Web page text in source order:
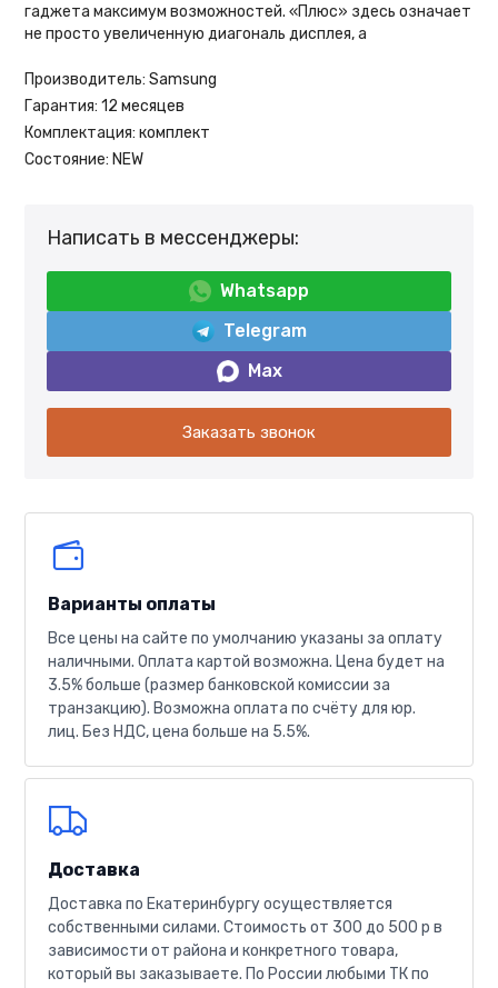
гаджета максимум возможностей. «Плюс» здесь означает
не просто увеличенную диагональ дисплея, а
Производитель: Samsung
Гарантия: 12 месяцев
Комплектация: комплект
Состояние: NEW
Написать в мессенджеры:
Whatsapp
Telegram
Max
Заказать звонок
Варианты оплаты
Все цены на сайте по умолчанию указаны за оплату
наличными. Оплата картой возможна. Цена будет на
3.5% больше (размер банковской комиссии за
транзакцию). Возможна оплата по счёту для юр.
лиц. Без НДС, цена больше на 5.5%.
Доставка
Доставка по Екатеринбургу осуществляется
собственными силами. Стоимость от 300 до 500 р в
зависимости от района и конкретного товара,
который вы заказываете. По России любыми ТК по